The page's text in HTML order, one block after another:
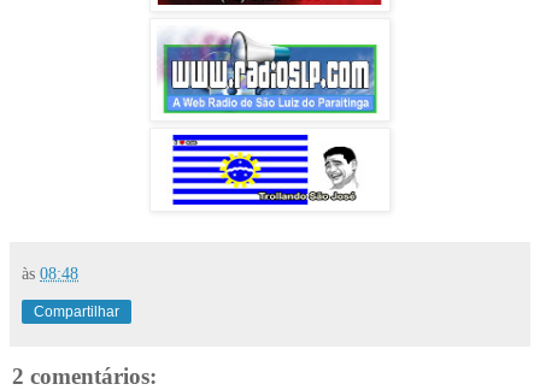
às 08:48
Compartilhar
2 comentários: